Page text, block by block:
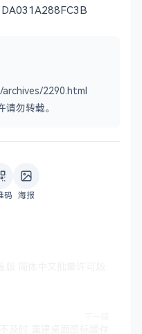
2290.html
勿转载。
码 海报